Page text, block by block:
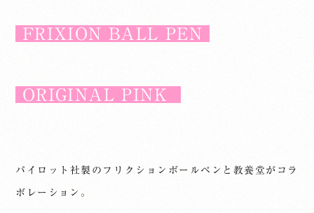
FRIXION BALL PEN
ORIGINAL PINK
パイロット社製のフリクションボールペンと教養堂がコラ
ボレーション。